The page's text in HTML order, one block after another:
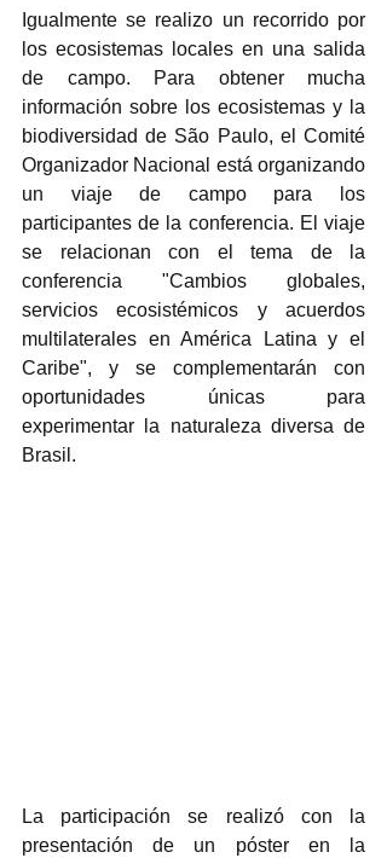
Igualmente se realizo un recorrido por
los ecosistemas locales en una salida
de campo. Para obtener mucha
información sobre los ecosistemas y la
biodiversidad de São Paulo, el Comité
Organizador Nacional está organizando
un viaje de campo para los
participantes de la conferencia. El viaje
se relacionan con el tema de la
conferencia "Cambios globales,
servicios ecosistémicos y acuerdos
multilaterales en América Latina y el
Caribe", y se complementarán con
oportunidades únicas para
experimentar la naturaleza diversa de
Brasil.
La participación se realizó con la
presentación de un póster en la